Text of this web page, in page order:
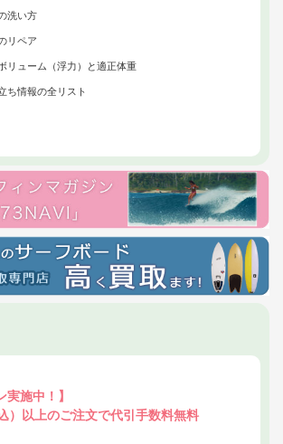
洗い方
リペア
リューム（浮力）と適正体重
ち情報の全リスト
実施中！】
）以上のご注文で代引手数料無料